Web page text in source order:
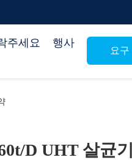
주세요 행사
요구
D UHT 살균